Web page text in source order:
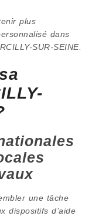
plus
dans
SUR-SEINE.
une tâche
dispositifs d’aide